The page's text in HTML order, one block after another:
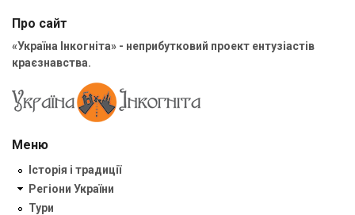
Про сайт
«Україна Інкогніта» - неприбутковий проект ентузіастів
краєзнавства.
Меню
Історія і традиції
Регіони України
Тури